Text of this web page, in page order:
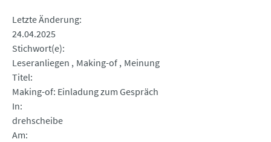
Letzte Änderung
24.04.2025
Stichwort(e)
Leseranliegen
Making-of Meinung
Titel
Making-of: Einladung zum Gespräch
In
drehscheibe
Am